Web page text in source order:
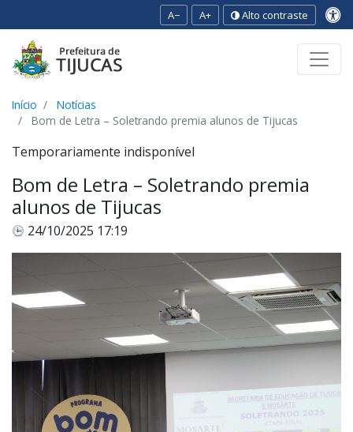
A− A+ Alto contraste
Início
Notícias
Bom de Letra – Soletrando premia alunos de Tijucas
Temporariamente indisponível
Bom de Letra – Soletrando premia
alunos de Tijucas
24/10/2025 17:19